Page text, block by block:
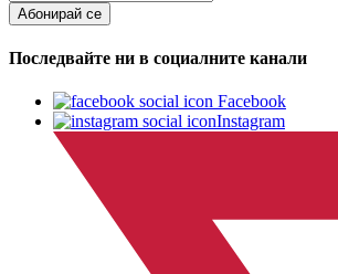
Абонирай се
Последвайте ни в социалните канали
Facebook
Instagram